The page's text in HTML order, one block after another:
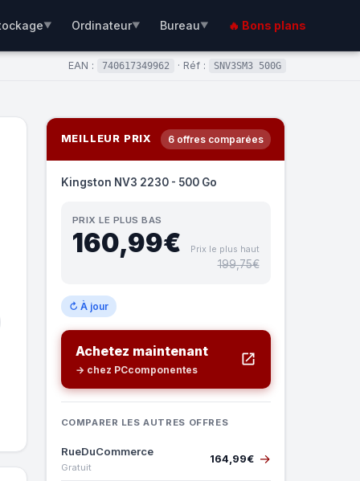
▼ Ordinateur▼ Bureau▼ 🔥 Bons plans
EAN : 740617349962 · Réf : SNV3SM3 500G
MEILLEUR PRIX 6 offres comparées
Kingston NV3 2230 - 500 Go
PRIX LE PLUS BAS
160,99€ Prix le plus haut
199,75€
↻ À jour
Achetez maintenant
→ chez PCcomponentes
COMPARER LES AUTRES OFFRES
RueDuCommerce
Gratuit
164,99€ →